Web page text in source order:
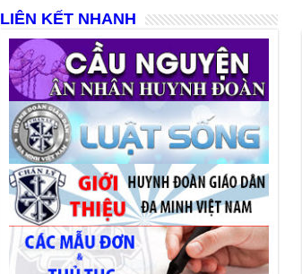
LIÊN KẾT NHANH